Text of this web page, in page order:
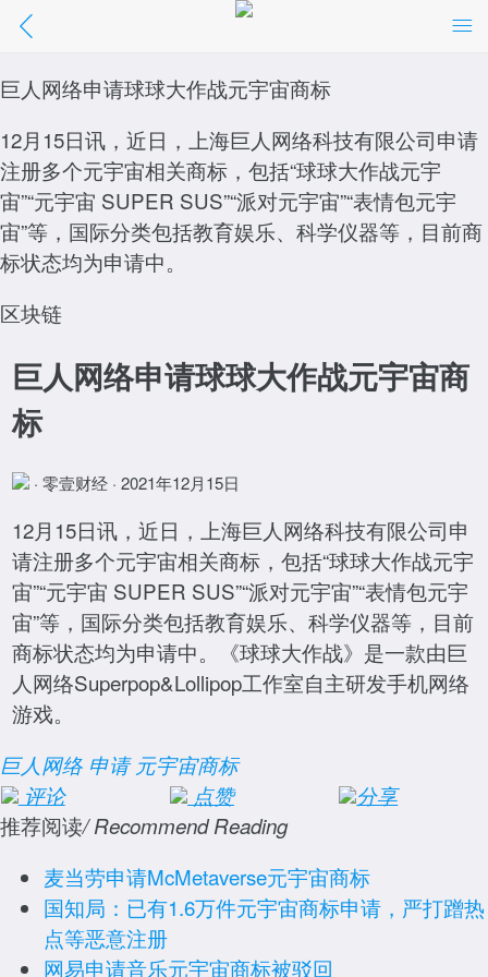
巨人网络申请球球大作战元宇宙商标
12月15日讯，近日，上海巨人网络科技有限公司申请
注册多个元宇宙相关商标，包括“球球大作战元宇
宙”“元宇宙 SUPER SUS”“派对元宇宙”“表情包元宇
宙”等，国际分类包括教育娱乐、科学仪器等，目前商
标状态均为申请中。
区块链
巨人网络申请球球大作战元宇宙商
标
· 零壹财经 · 2021年12月15日
12月15日讯，近日，上海巨人网络科技有限公司申
请注册多个元宇宙相关商标，包括“球球大作战元宇
宙”“元宇宙 SUPER SUS”“派对元宇宙”“表情包元宇
宙”等，国际分类包括教育娱乐、科学仪器等，目前
商标状态均为申请中。《球球大作战》是一款由巨
人网络Superpop&Lollipop工作室自主研发手机网络
游戏。
巨人网络 申请 元宇宙商标
评论
点赞 分享
推荐阅读/ Recommend Reading
麦当劳申请McMetaverse元宇宙商标
国知局：已有1.6万件元宇宙商标申请，严打蹭热
点等恶意注册
网易申请音乐元宇宙商标被驳回
巨人网络申请球球大作战元宇宙商标
//m.01caijing.com/article/289075.htm
点击阅读